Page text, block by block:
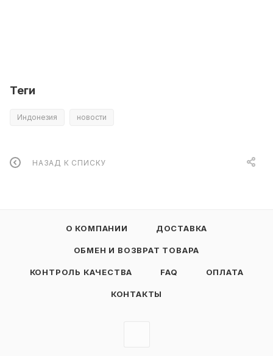
Теги
Индонезия новости
НАЗАД К СПИСКУ
О КОМПАНИИ ДОСТАВКА
ОБМЕН И ВОЗВРАТ ТОВАРА
КОНТРОЛЬ КАЧЕСТВА FAQ ОПЛАТА
КОНТАКТЫ